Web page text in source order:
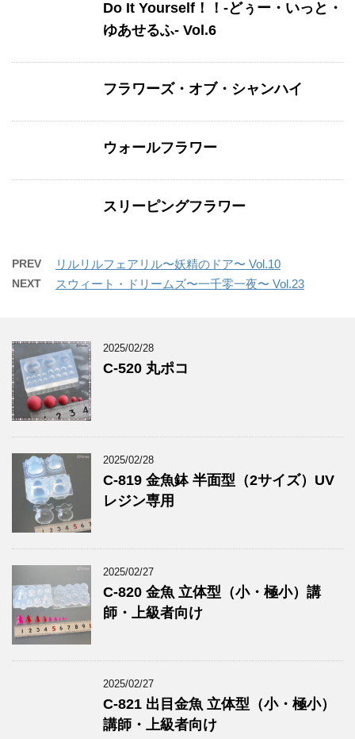
Do It Yourself！！-どぅー・いっと・
ゆあせるふ- Vol.6
フラワーズ・オブ・シャンハイ
ウォールフラワー
スリーピングフラワー
PREV リルリルフェアリル〜妖精のドア〜 Vol.10
NEXT スウィート・ドリームズ〜一千零一夜〜 Vol.23
2025/02/28
C-520 丸ポコ
2025/02/28
C-819 金魚鉢 半面型（2サイズ）UV
レジン専用
2025/02/27
C-820 金魚 立体型（小・極小）講
師・上級者向け
2025/02/27
C-821 出目金魚 立体型（小・極小）
講師・上級者向け